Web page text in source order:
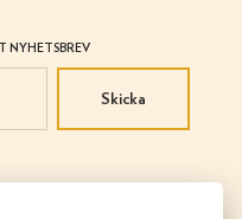
NYHETSBREV
Skicka